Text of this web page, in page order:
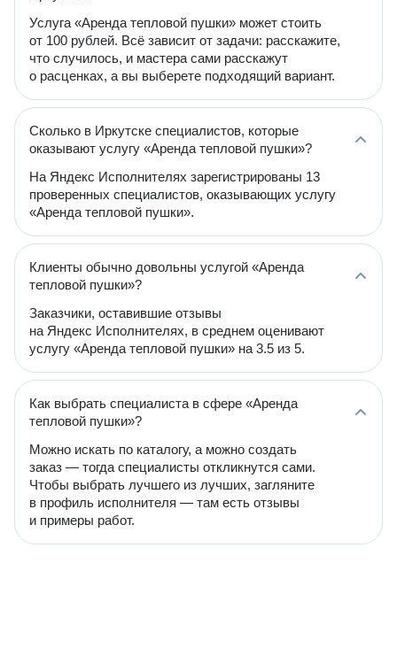
Услуга «Аренда тепловой пушки» может стоить
от 100 рублей. Всё зависит от задачи: расскажите,
что случилось, и мастера сами расскажут
о расценках, а вы выберете подходящий вариант.
Сколько в Иркутске специалистов, которые
оказывают услугу «Аренда тепловой пушки»?
На Яндекс Исполнителях зарегистрированы 13
проверенных специалистов, оказывающих услугу
«Аренда тепловой пушки».
Клиенты обычно довольны услугой «Аренда
тепловой пушки»?
Заказчики, оставившие отзывы
на Яндекс Исполнителях, в среднем оценивают
услугу «Аренда тепловой пушки» на 3.5 из 5.
Как выбрать специалиста в сфере «Аренда
тепловой пушки»?
Можно искать по каталогу, а можно создать
заказ — тогда специалисты откликнутся сами.
Чтобы выбрать лучшего из лучших, загляните
в профиль исполнителя — там есть отзывы
и примеры работ.